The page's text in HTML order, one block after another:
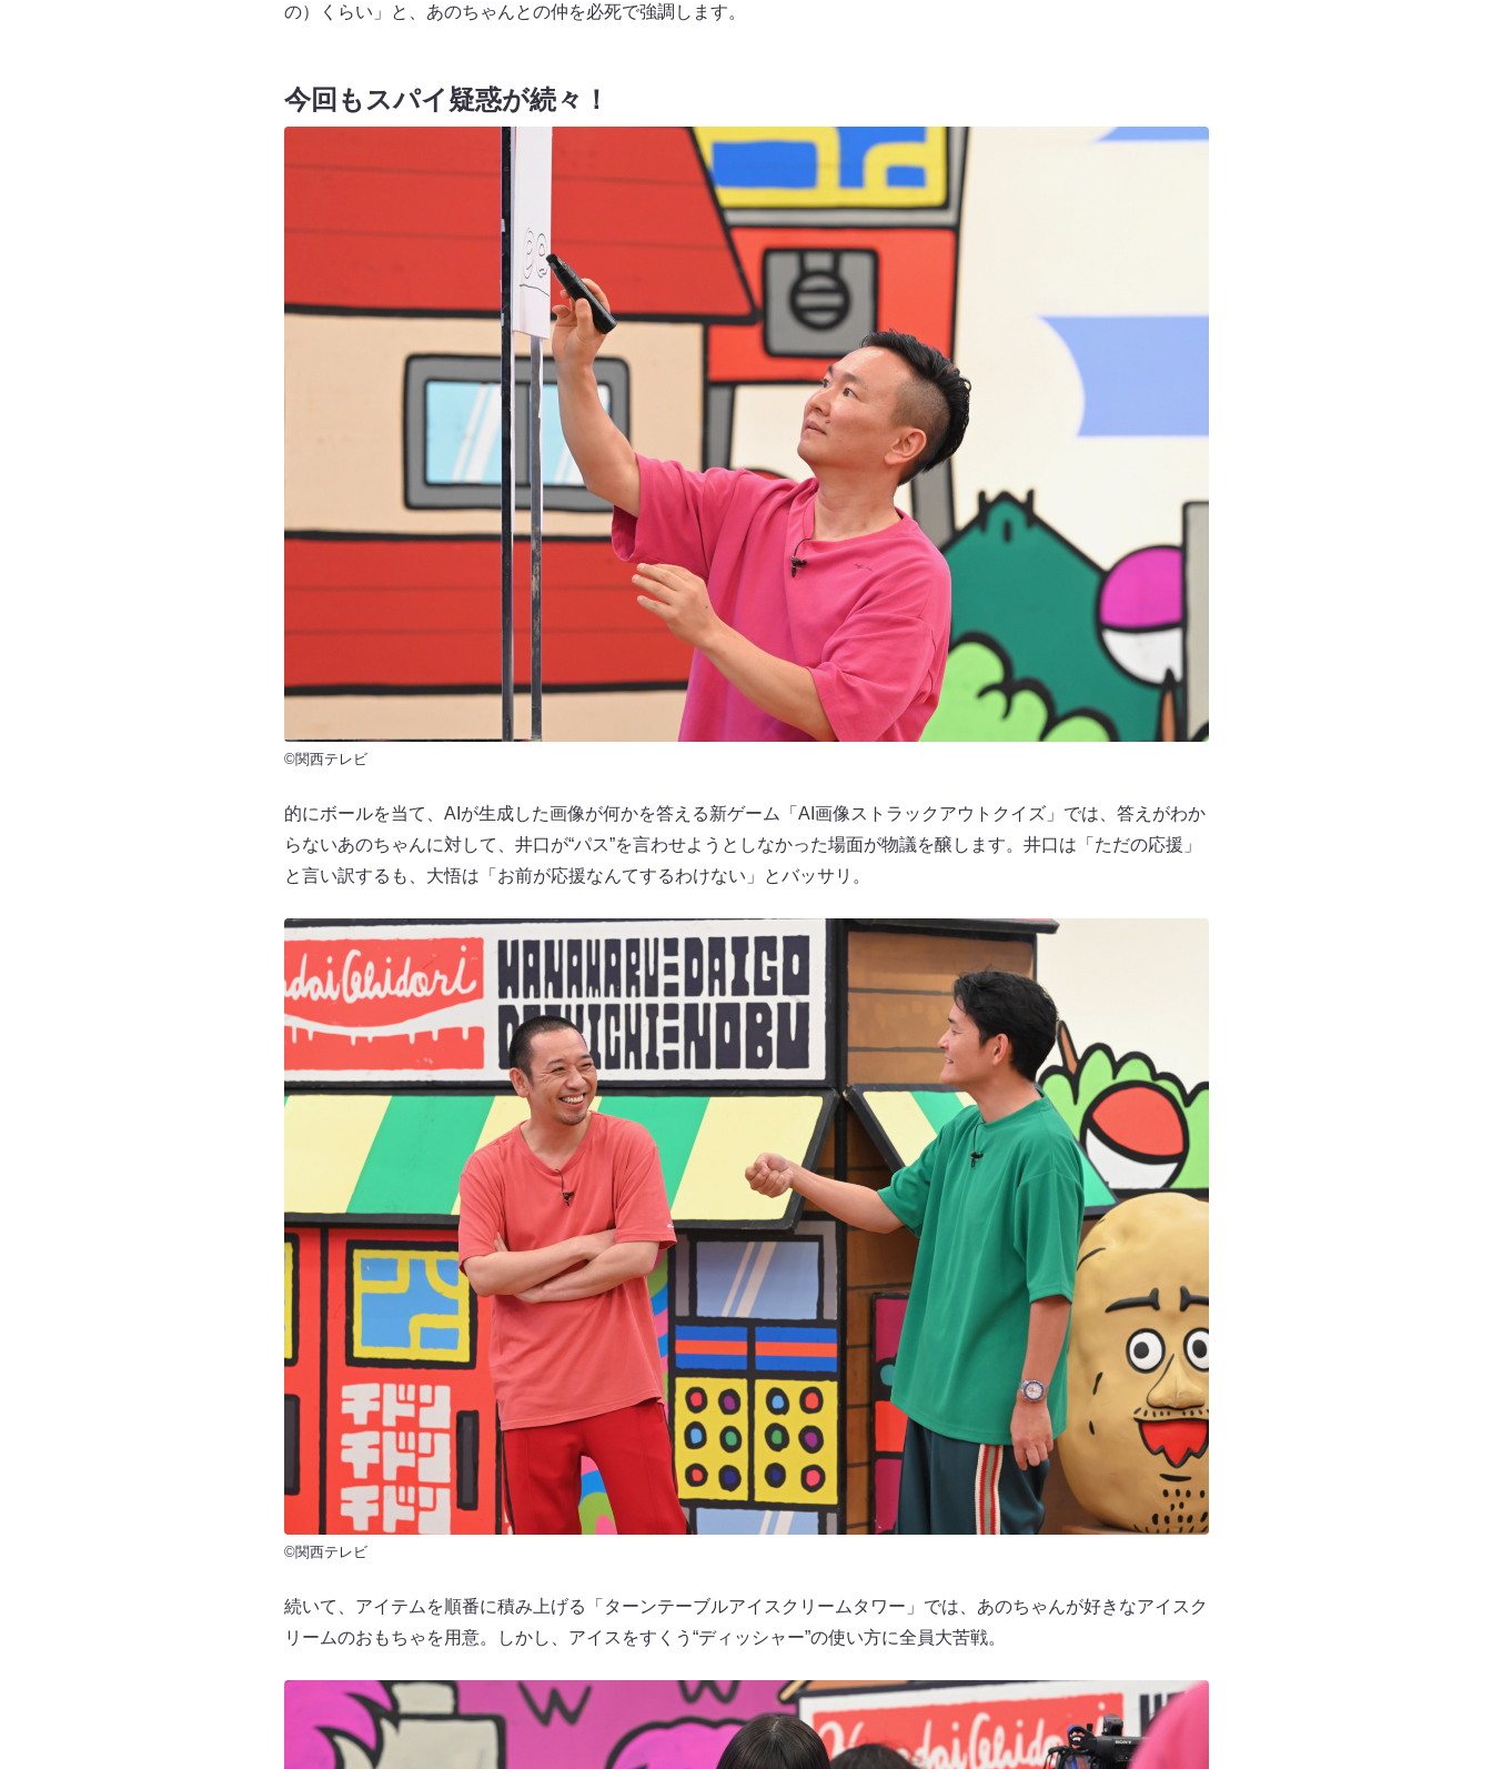
の）くらい」と、あのちゃんとの仲を必死で強調します。
今回もスパイ疑惑が続々！
©関西テレビ
的にボールを当て、AIが生成した画像が何かを答える新ゲーム「AI画像ストラックアウトクイズ」では、答えがわか
らないあのちゃんに対して、井口が“パス”を言わせようとしなかった場面が物議を醸します。井口は「ただの応援」
と言い訳するも、大悟は「お前が応援なんてするわけない」とバッサリ。
©関西テレビ
続いて、アイテムを順番に積み上げる「ターンテーブルアイスクリームタワー」では、あのちゃんが好きなアイスク
リームのおもちゃを用意。しかし、アイスをすくう“ディッシャー”の使い方に全員大苦戦。